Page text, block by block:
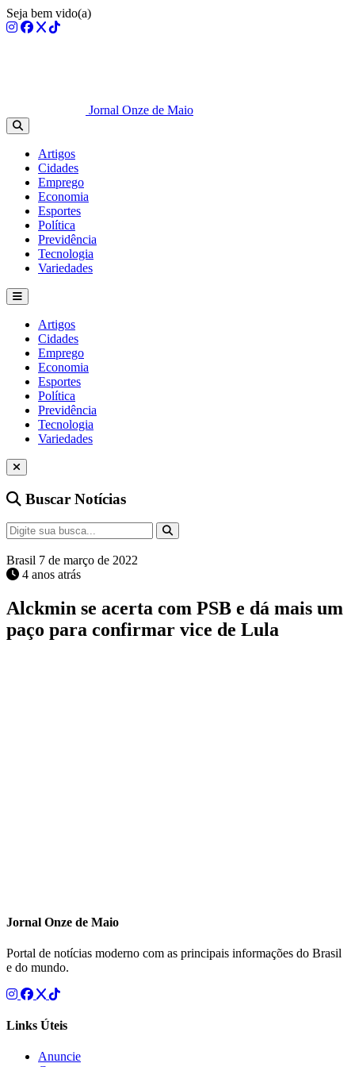
Seja bem vido(a)
Jornal Onze de Maio
Artigos
Cidades
Emprego
Economia
Esportes
Política
Previdência
Tecnologia
Variedades
Artigos
Cidades
Emprego
Economia
Esportes
Política
Previdência
Tecnologia
Variedades
Buscar Notícias
Brasil 7 de março de 2022
4 anos atrás
Alckmin se acerta com PSB e dá mais um
paço para confirmar vice de Lula
Jornal Onze de Maio
Portal de notícias moderno com as principais informações do Brasil
e do mundo.
Links Úteis
Anuncie